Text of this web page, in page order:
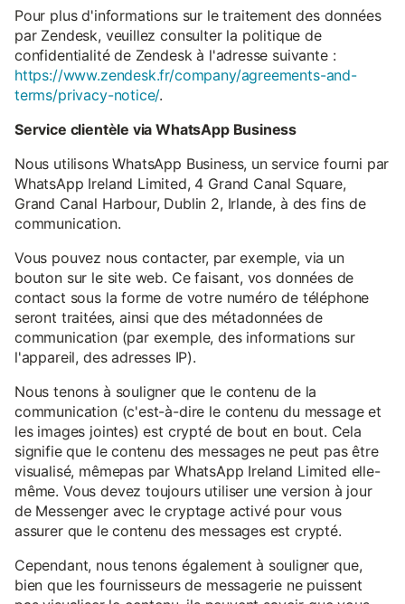
Pour plus d'informations sur le traitement des données
par Zendesk, veuillez consulter la politique de
confidentialité de Zendesk à l'adresse suivante :
https://www.zendesk.fr/company/agreements-and-
terms/privacy-notice/.
Service clientèle via WhatsApp Business
Nous utilisons WhatsApp Business, un service fourni par
WhatsApp Ireland Limited, 4 Grand Canal Square,
Grand Canal Harbour, Dublin 2, Irlande, à des fins de
communication.
Vous pouvez nous contacter, par exemple, via un
bouton sur le site web. Ce faisant, vos données de
contact sous la forme de votre numéro de téléphone
seront traitées, ainsi que des métadonnées de
communication (par exemple, des informations sur
l'appareil, des adresses IP).
Nous tenons à souligner que le contenu de la
communication (c'est-à-dire le contenu du message et
les images jointes) est crypté de bout en bout. Cela
signifie que le contenu des messages ne peut pas être
visualisé, mêmepas par WhatsApp Ireland Limited elle-
même. Vous devez toujours utiliser une version à jour
de Messenger avec le cryptage activé pour vous
assurer que le contenu des messages est crypté.
Cependant, nous tenons également à souligner que,
bien que les fournisseurs de messagerie ne puissent